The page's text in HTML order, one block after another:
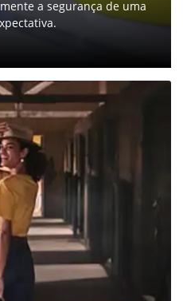
combina conforto,
na tradição e inovação da